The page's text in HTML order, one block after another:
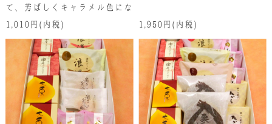
て、芳ばしくキャラメル色にな
るまでローストしています。そ
る美味しさです。香川の希少糖
入り。
1,010円(内税) 1,950円(内税)